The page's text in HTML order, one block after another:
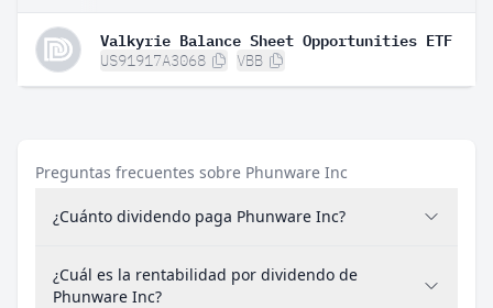
Valkyrie Balance Sheet Opportunities ETF
US91917A3068 VBB
Preguntas frecuentes sobre Phunware Inc
¿Cuánto dividendo paga Phunware Inc?
¿Cuál es la rentabilidad por dividendo de
Phunware Inc?